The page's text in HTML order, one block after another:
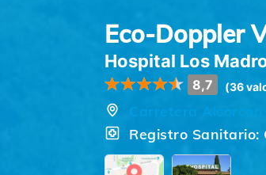
Eco-Doppler
Hospital Los
8,7 (36
Registro Sanitario: